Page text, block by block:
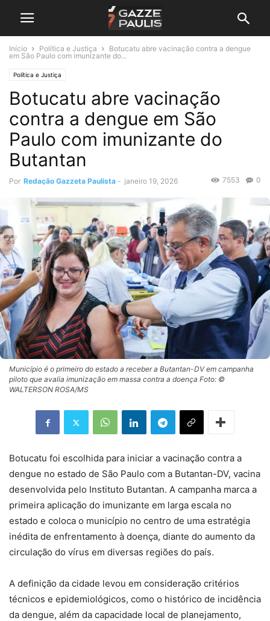
Início Política e Justiça
Botucatu abre vacinação contra a dengue
em São Paulo com imunizante do...
Política e Justiça
Botucatu abre vacinação
contra a dengue em São
Paulo com imunizante do
Butantan
Por Redação Gazzeta Paulista - janeiro 19, 2026 0
7553
Município é o primeiro do estado a receber a Butantan-DV em campanha
piloto que avalia imunização em massa contra a doença Foto: ©
WALTERSON ROSA/MS
Botucatu foi escolhida para iniciar a vacinação contra a
dengue no estado de São Paulo com a Butantan-DV, vacina
desenvolvida pelo Instituto Butantan. A campanha marca a
primeira aplicação do imunizante em larga escala no
estado e coloca o município no centro de uma estratégia
inédita de enfrentamento à doença, diante do aumento da
circulação do vírus em diversas regiões do país.
A definição da cidade levou em consideração critérios
técnicos e epidemiológicos, como o histórico de incidência
da dengue, além da capacidade local de planejamento,